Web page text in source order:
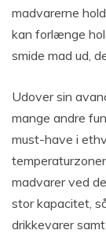
madvarerne
kan forlænge
smide mad ud,
Udover sin
mange andre
must-have i
madvarer ved
stor kapacitet,
drikkevarer